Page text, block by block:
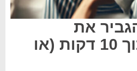
את
האנרגיה תוך 10 דקות (או